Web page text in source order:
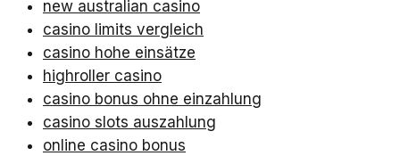
new australian casino
casino limits vergleich
casino hohe einsätze
highroller casino
casino bonus ohne einzahlung
casino slots auszahlung
online casino bonus